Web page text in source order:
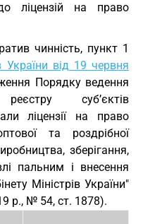
ліцензій на право
чинність, пункт 1
України від 19 червня
Порядку ведення
суб’єктів
ліцензії на право
та роздрібної
зберігання,
пальним і внесення
Міністрів України"
р., № 54, ст. 1878).